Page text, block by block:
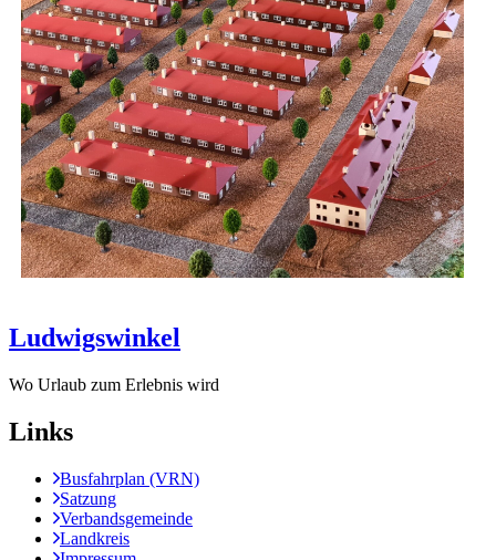
Ludwigswinkel
Wo Urlaub zum Erlebnis wird
Links
Busfahrplan (VRN)
Satzung
Verbandsgemeinde
Landkreis